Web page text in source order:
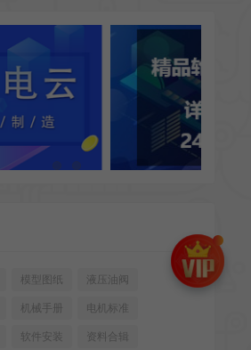
模型图纸 液压油阀
机械手册 电机标准
软件安装 资料合辑